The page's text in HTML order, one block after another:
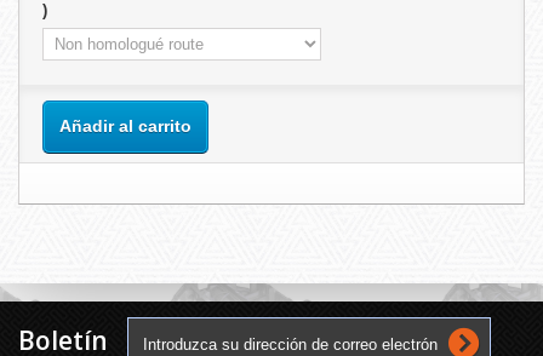
)
Añadir al carrito
Boletín